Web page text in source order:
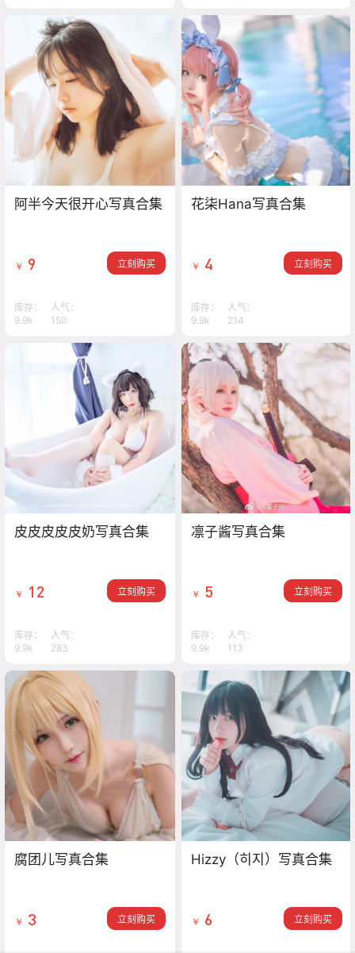
阿半今天很开心写真合集
￥ 9 立刻购买
库存：
9.9k
人气：
150
花柒Hana写真合集
￥ 4 立刻购买
库存：
9.9k
人气：
214
皮皮皮皮皮奶写真合集
￥ 12 立刻购买
库存：
9.9k
人气：
283
凛子酱写真合集
￥ 5 立刻购买
库存：
9.9k
人气：
113
腐团儿写真合集
￥ 3 立刻购买
Hizzy（히지）写真合集
￥ 6 立刻购买